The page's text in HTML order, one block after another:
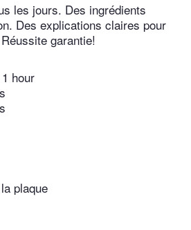
les jours. Des ingrédients
Des explications claires pour
garantie!
hour
plaque